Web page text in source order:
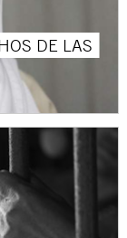
DE LAS